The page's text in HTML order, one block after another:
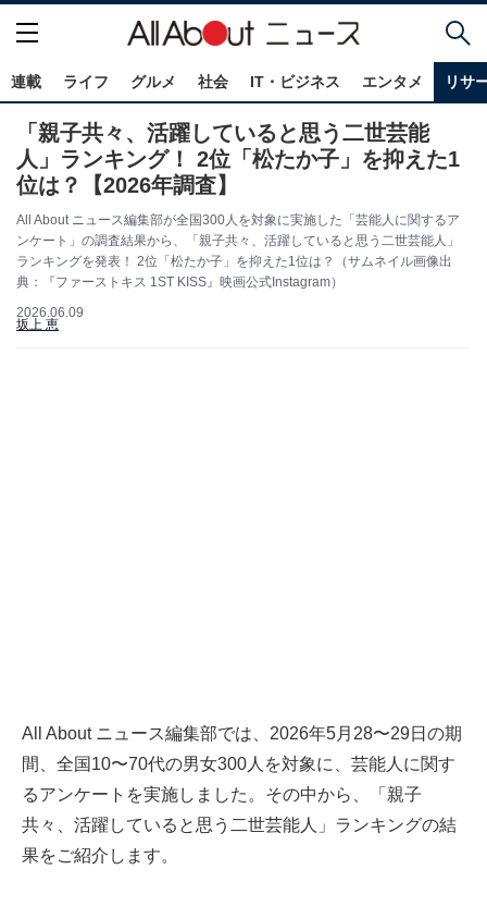
連載 ライフ グルメ 社会 IT・ビジネス エンタメ リサ
「親子共々、活躍していると思う二世芸能
人」ランキング！ 2位「松たか子」を抑えた1
位は？【2026年調査】
All About ニュース編集部が全国300人を対象に実施した「芸能人に関するア
ンケート」の調査結果から、「親子共々、活躍していると思う二世芸能人」
ランキングを発表！ 2位「松たか子」を抑えた1位は？（サムネイル画像出
典：『ファーストキス 1ST KISS』映画公式Instagram）
2026.06.09
坂上 恵
All About ニュース編集部では、2026年5月28〜29日の期
間、全国10〜70代の男女300人を対象に、芸能人に関す
るアンケートを実施しました。その中から、「親子
共々、活躍していると思う二世芸能人」ランキングの結
果をご紹介します。